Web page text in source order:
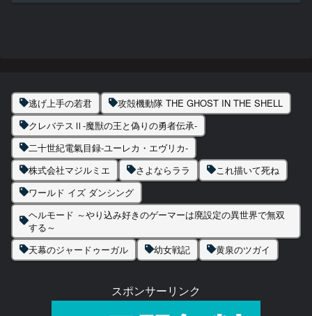
逃げ上手の若君
攻殻機動隊 THE GHOST IN THE SHELL
クレバテスⅡ-魔獣の王と偽りの勇者伝承-
二十世紀電氣目録-ユーレカ・エヴリカ-
株式会社マジルミエ
さよならララ
これ描いて死ね
ワールド イズ ダンシング
ヘルモード ～やり込み好きのゲーマーは廃設定の異世界で無双
する～
天幕のジャードゥーガル
幼女戦記 黄泉のツガイ
スポンサーリンク